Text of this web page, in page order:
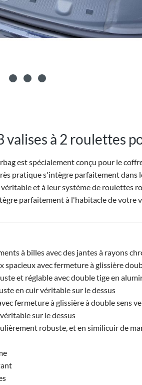
valises à 2 roulettes
est spécialement conçu pour le
pratique s'intègre parfaitement dans
et à leur système de roulettes
parfaitement à l'habitacle de
à billes avec des jantes à rayons
avec fermeture à glissière
et réglable avec double tige en
en cuir véritable sur le dessus
fermeture à glissière à double sens
sur le dessus
robuste, et en similicuir de